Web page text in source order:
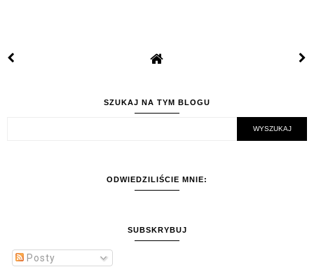
SZUKAJ NA TYM BLOGU
ODWIEDZILIŚCIE MNIE:
SUBSKRYBUJ
Posty